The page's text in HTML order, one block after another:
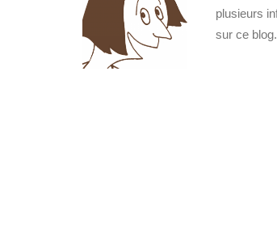
plusieurs
sur ce blog.